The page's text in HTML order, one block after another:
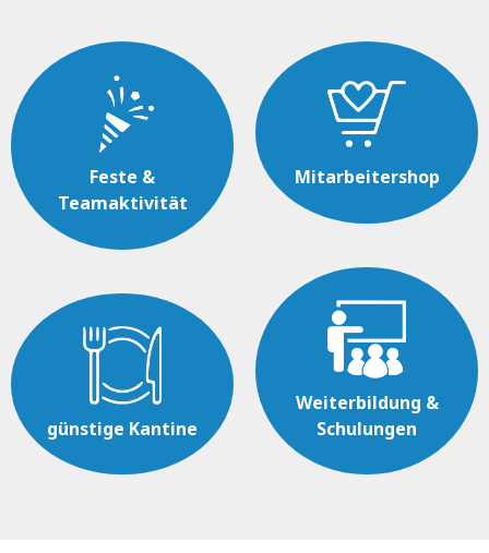
Feste &
Teamaktivität
günstige Kantine
Mitarbeitershop
Weiterbildung &
Schulungen